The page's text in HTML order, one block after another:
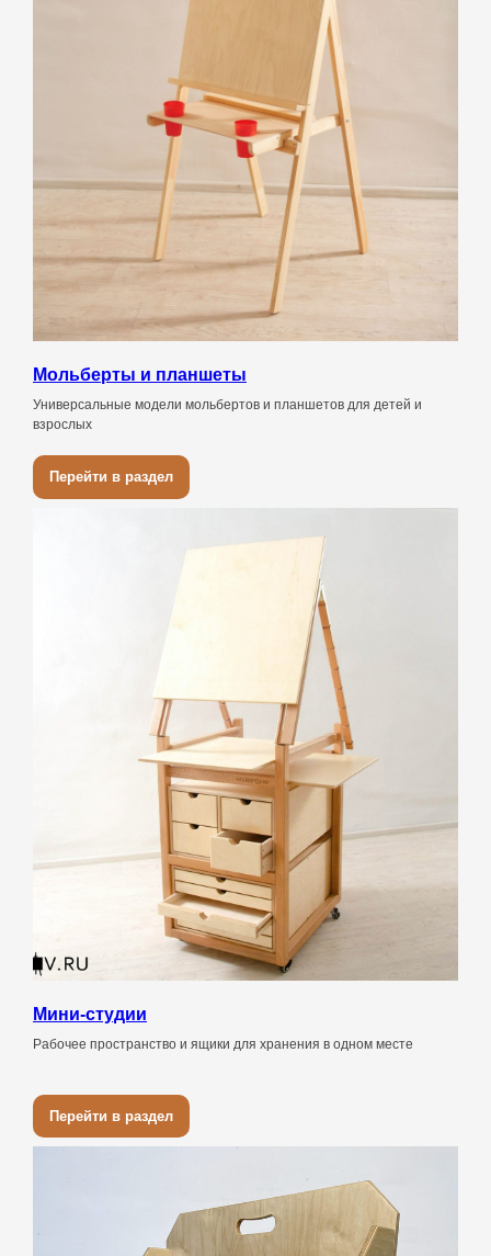
Мольберты и планшеты
Универсальные модели мольбертов и планшетов для детей и
взрослых
Перейти в раздел
Мини-студии
Рабочее пространство и ящики для хранения в одном месте
Перейти в раздел